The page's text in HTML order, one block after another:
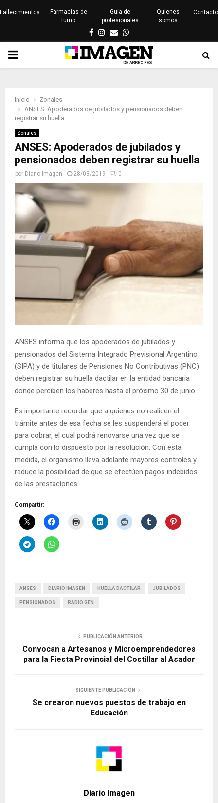
Fallecimientos
Farmacias de
turno
Guía de
profesionales
Quienes
somos
Contacto
Facebook
Instagram
EmailWhatsapp
PRIMARY
Inicio
Zonales
ANSES: Apoderados de jubilados y pensionados deben
registrar su huella
Zonales
ANSES: Apoderados de jubilados y
pensionados deben registrar su huella
por Diario Imagen 28/03/2019 0
ANSES informa que los apoderados de jubilados y
pensionados del Sistema Integrado Previsional Argentino
(SIPA) y de titulares de Pensiones No Contributivas (PNC)
deben registrar su huella dactilar en la entidad bancaria
donde perciben los haberes hasta el próximo 30 de junio.
Es importante recordar que a quienes no realicen el
trámite antes de esa fecha se les suspenderá el poder
para cobrar, el cual podrá renovarse una vez que se
cumpla con lo dispuesto por la resolución. Con esta
medida, el organismo lleva adelante mayores controles y
reduce la posibilidad de que se efectúen pagos indebidos
de las prestaciones.
Compartir:
ANSES DIARIO IMAGEN HUELLA DACTILAR JUBILADOS
PENSIONADOS RADIO GEN
PUBLICACIÓN ANTERIOR
Convocan a Artesanos y Microemprendedores
para la Fiesta Provincial del Costillar al Asador
SIGUIENTE PUBLICACIÓN
Se crearon nuevos puestos de trabajo en
Educación
Diario Imagen